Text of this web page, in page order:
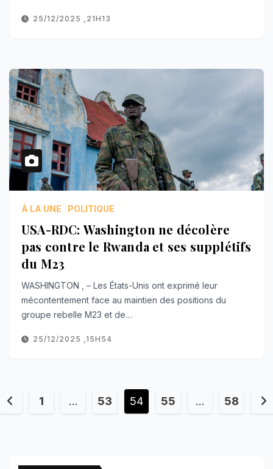
25/12/2025 ,21H13
À LA UNE POLITIQUE
USA-RDC: Washington ne décolère
pas contre le Rwanda et ses supplétifs
du M23
WASHINGTON , – Les États-Unis ont exprimé leur
mécontentement face au maintien des positions du
groupe rebelle M23 et de…
25/12/2025 ,15H54
1 … 53 54 55 … 58